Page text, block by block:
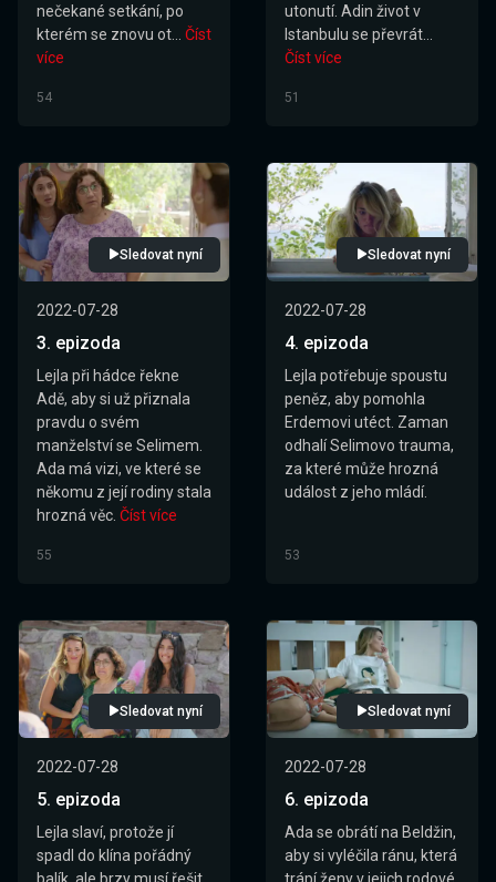
nečekané setkání, po
kterém se znovu ot...
Číst
více
54
utonutí. Adin život v
Istanbulu se převrát...
Číst více
51
Sledovat nyní
2022-07-28
3. epizoda
Lejla při hádce řekne
Adě, aby si už přiznala
pravdu o svém
manželství se Selimem.
Ada má vizi, ve které se
někomu z její rodiny stala
hrozná věc. Číst více
55
Sledovat nyní
2022-07-28
4. epizoda
Lejla potřebuje spoustu
peněz, aby pomohla
Erdemovi utéct. Zaman
odhalí Selimovo trauma,
za které může hrozná
událost z jeho mládí.
53
Sledovat nyní
2022-07-28
5. epizoda
Lejla slaví, protože jí
spadl do klína pořádný
Sledovat nyní
2022-07-28
6. epizoda
Ada se obrátí na Beldžin,
aby si vyléčila ránu, která